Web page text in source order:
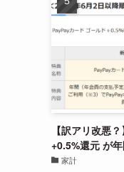
【訳アリ改悪
+0.5%還元 が
家計